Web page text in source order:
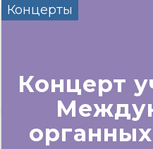
Театр
Концерты
Концерт